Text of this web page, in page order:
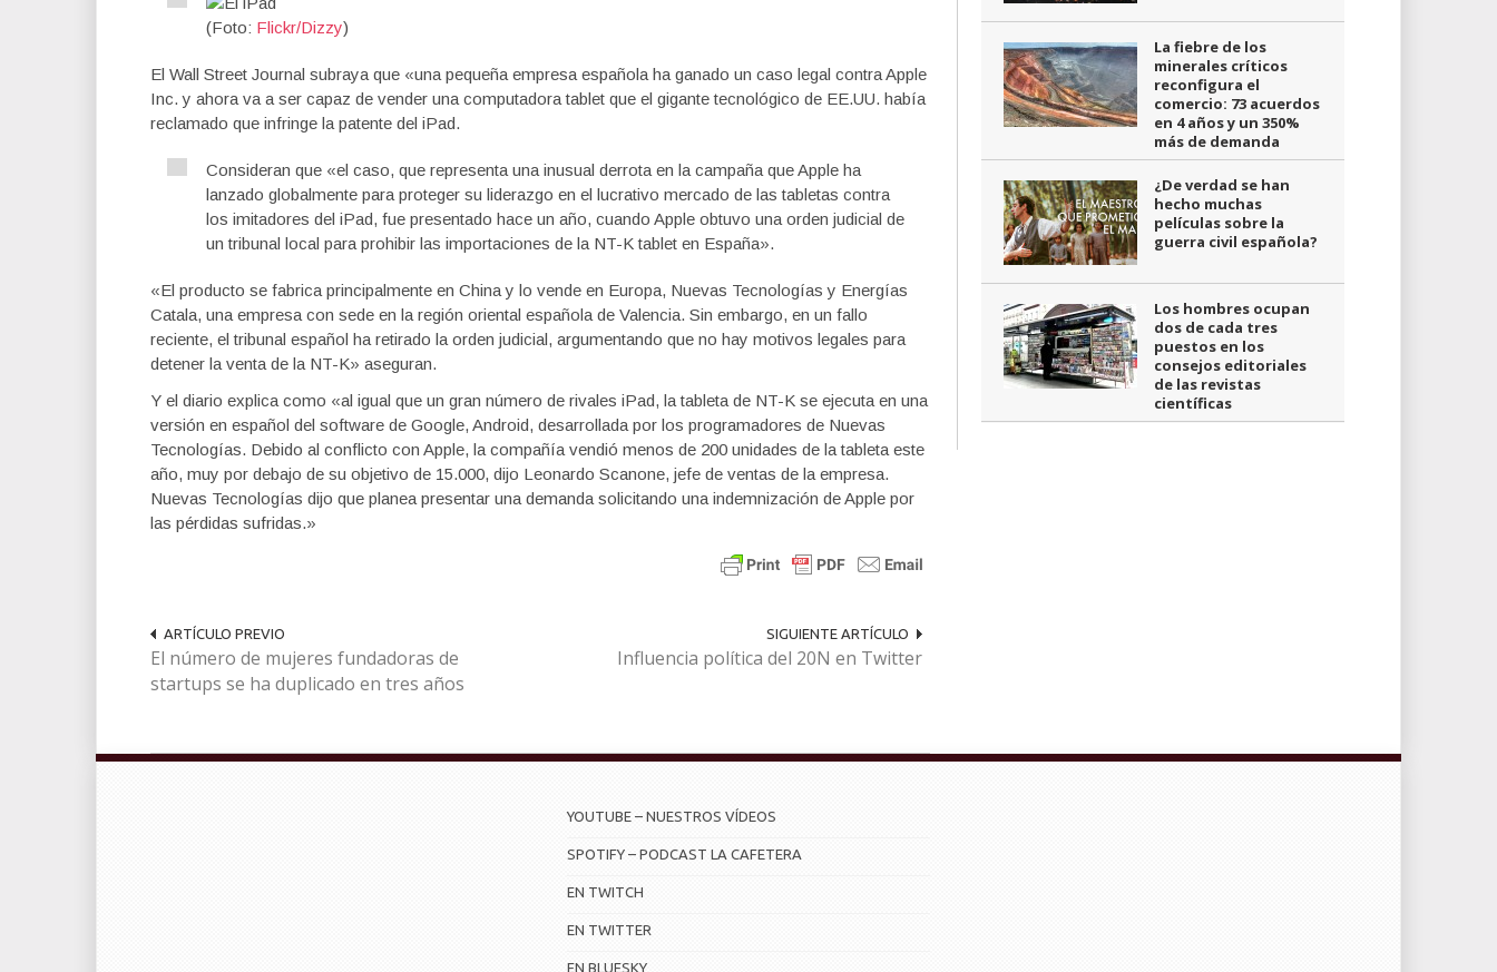
(Foto: Flickr/Dizzy)
El Wall Street Journal subraya que «una pequeña empresa española ha ganado un caso legal contra Apple
Inc. y ahora va a ser capaz de vender una computadora tablet que el gigante tecnológico de EE.UU. había
reclamado que infringe la patente del iPad.
Consideran que «el caso, que representa una inusual derrota en la campaña que Apple ha
lanzado globalmente para proteger su liderazgo en el lucrativo mercado de las tabletas contra
los imitadores del iPad, fue presentado hace un año, cuando Apple obtuvo una orden judicial de
un tribunal local para prohibir las importaciones de la NT-K tablet en España».
«El producto se fabrica principalmente en China y lo vende en Europa, Nuevas Tecnologías y Energías
Catala, una empresa con sede en la región oriental española de Valencia. Sin embargo, en un fallo
reciente, el tribunal español ha retirado la orden judicial, argumentando que no hay motivos legales para
detener la venta de la NT-K» aseguran.
Y el diario explica como «al igual que un gran número de rivales iPad, la tableta de NT-K se ejecuta en una
versión en español del software de Google, Android, desarrollada por los programadores de Nuevas
Tecnologías. Debido al conflicto con Apple, la compañía vendió menos de 200 unidades de la tableta este
año, muy por debajo de su objetivo de 15.000, dijo Leonardo Scanone, jefe de ventas de la empresa.
Nuevas Tecnologías dijo que planea presentar una demanda solicitando una indemnización de Apple por
las pérdidas sufridas.»
ARTÍCULO PREVIO
El número de mujeres fundadoras de
startups se ha duplicado en tres años
SIGUIENTE ARTÍCULO
Influencia política del 20N en Twitter
La fiebre de los
minerales críticos
reconfigura el
comercio: 73 acuerdos
en 4 años y un 350%
más de demanda
¿De verdad se han
hecho muchas
películas sobre la
guerra civil española?
Los hombres ocupan
dos de cada tres
puestos en los
consejos editoriales
de las revistas
científicas
YOUTUBE – NUESTROS VÍDEOS
SPOTIFY – PODCAST LA CAFETERA
EN TWITCH
EN TWITTER
EN BLUESKY